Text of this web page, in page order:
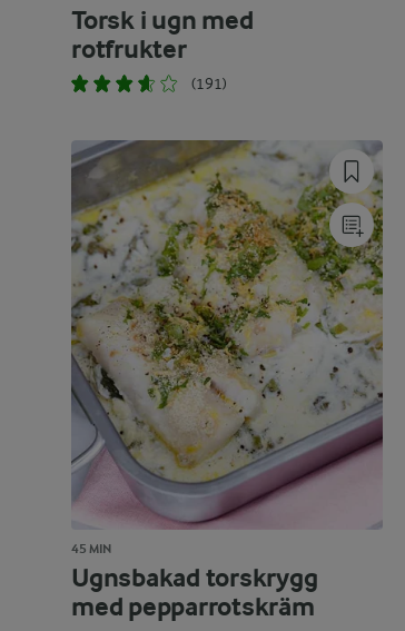
Torsk i ugn med
rotfrukter
(191)
45 MIN
Ugnsbakad torskrygg
med pepparrotskräm